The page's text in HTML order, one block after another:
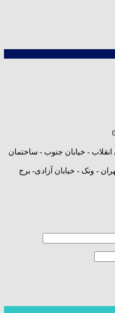
انقلاب - خیابان جنوب - ساختمان
- ونک - خیابان آزادی- برج